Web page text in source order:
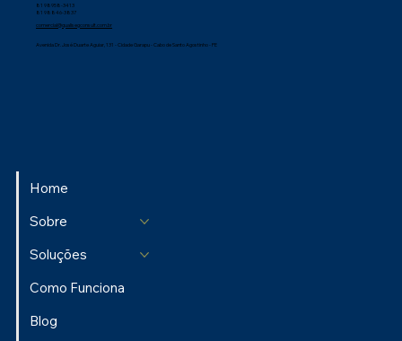
Home
Sobre
Soluções
Como Funciona
Blog
81 98958-3413
81 98846-3837
comercial@qualisegconsult.com.br
Avenida Dr. José Duarte Aguiar, 131 - Cidade Garapu - Cabo de Santo Agostinho - PE